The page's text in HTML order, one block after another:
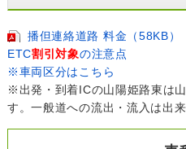
播但連絡道路 料金（58KB）
ETC割引対象の注意点
※車両区分はこちら
※出発・到着ICの山陽姫路東は
す。一般道への流出・流入は出来